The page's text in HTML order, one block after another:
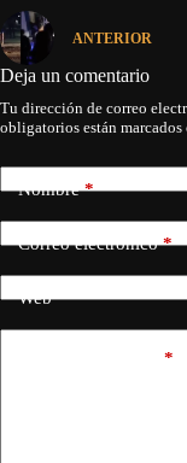
ANTERIOR
Deja un comentario
Tu dirección de correo
obligatorios están marcados
Nombre*
Correo electrónico*
Web
*